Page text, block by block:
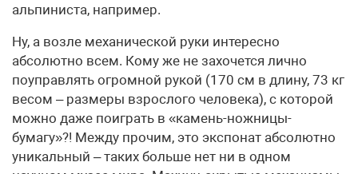
альпиниста, например.
Ну, а возле механической руки интересно
абсолютно всем. Кому же не захочется лично
поуправлять огромной рукой (170 см в длину, 73 кг
весом – размеры взрослого человека), с которой
можно даже поиграть в «камень-ножницы-
бумагу»?! Между прочим, это экспонат абсолютно
уникальный – таких больше нет ни в одном